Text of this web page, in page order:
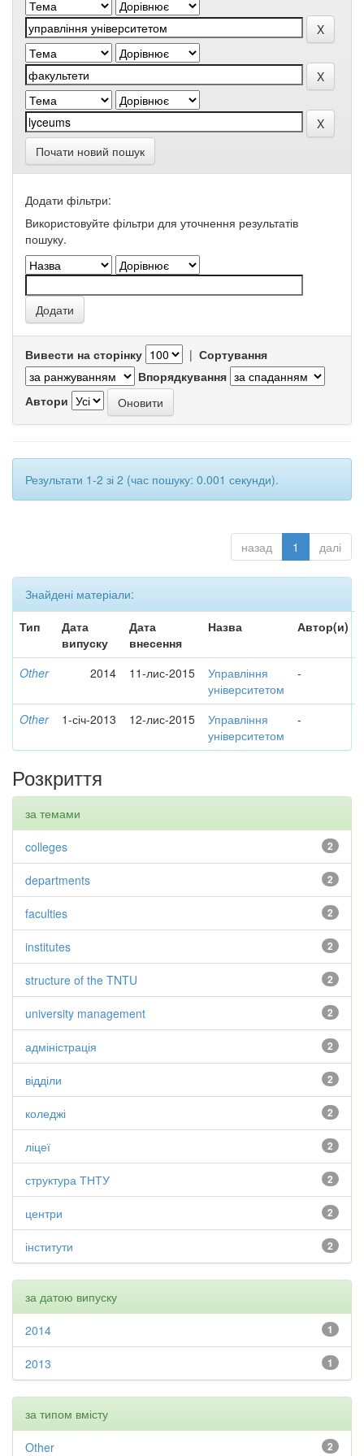
Почати новий пошук
Додати фільтри:
Використовуйте фільтри для уточнення результатів
пошуку.
Вивести на сторінку | Сортування
Впорядкування
Автори
Результати 1-2 зі 2 (час пошуку: 0.001 секунди).
назад 1 далі
Знайдені матеріали:
Тип
Дата
випуску
Дата
внесення
Назва Автор(и)
Other 2014 11-лис-2015
Управління
університетом
-
Other 1-січ-2013 12-лис-2015
Управління
університетом
-
Розкриття
за темами
2
colleges
2
departments
2
faculties
2
institutes
2
structure of the TNTU
2
university management
2
адміністрація
2
відділи
2
коледжі
2
ліцеї
2
структура ТНТУ
2
центри
2
інститути
за датою випуску
1
2014
1
2013
за типом вмісту
2
Other